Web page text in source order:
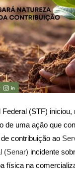
(STF) iniciou,
de uma ação que
contribuição ao
(Senar) incidente
física na